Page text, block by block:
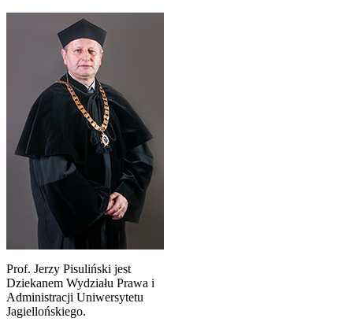
Prof. Jerzy Pisuliński jest
Dziekanem Wydziału Prawa i
Administracji Uniwersytetu
Jagiellońskiego.